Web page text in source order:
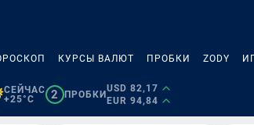
КУРСЫ ВАЛЮТ ПРОБКИ ZODY
СЕЙЧАС
+25°C
2 ПРОБКИ
USD 82,17
EUR 94,84